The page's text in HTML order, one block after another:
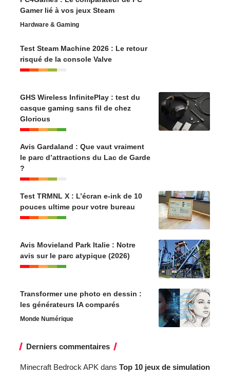
Gamer lié à vos jeux Steam
Hardware & Gaming
Test Steam Machine 2026 : Le retour
risqué de la console Valve
GHS Wireless InfinitePlay : test du
casque gaming sans fil de chez
Glorious
Avis Gardaland : Que vaut vraiment
le parc d’attractions du Lac de Garde
?
Test TRMNL X : L’écran e-ink de 10
pouces ultime pour votre bureau
Avis Movieland Park Italie : Notre
avis sur le parc atypique (2026)
Transformer une photo en dessin :
les générateurs IA comparés
Monde Numérique
Derniers commentaires
Minecraft Bedrock APK dans Top 10 jeux de simulation